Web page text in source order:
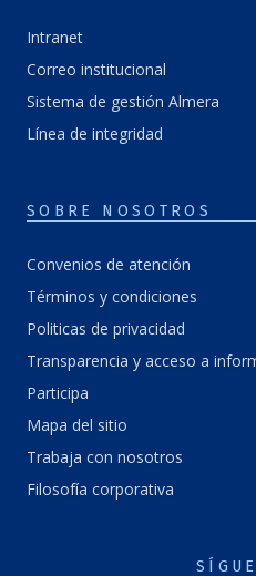
Intranet
Correo institucional
Sistema de gestión Almera
Línea de integridad
SOBRE NOSOTROS
Convenios de atención
Términos y condiciones
Politicas de privacidad
Transparencia y acceso a
Participa
Mapa del sitio
Trabaja con nosotros
Filosofía corporativa